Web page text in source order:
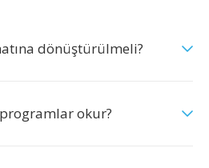
dönüştürülmeli?
programlar okur?